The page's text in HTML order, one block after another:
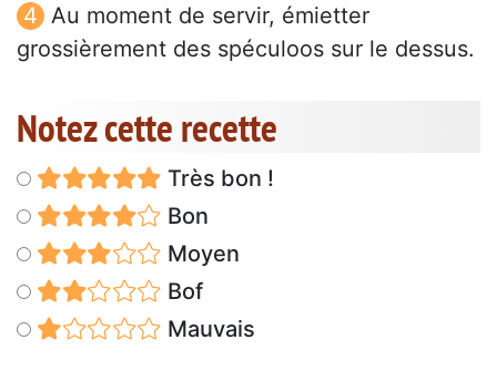
Au moment de servir, émietter
grossièrement des spéculoos sur le dessus.
Notez cette recette
Très bon !
Bon
Moyen
Bof
Mauvais